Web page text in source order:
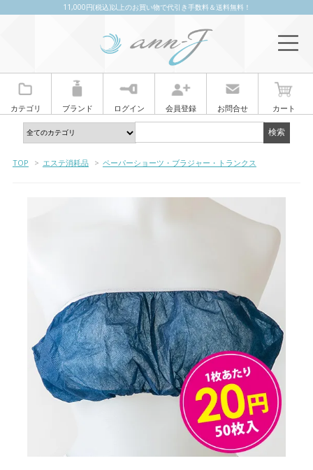
11,000円(税込)以上のお買い物で代引き手数料＆送料無料！
カテゴリ ブランド ログイン 会員登録 お問合せ カート
TOP > エステ消耗品 > ペーパーショーツ・ブラジャー・トランクス